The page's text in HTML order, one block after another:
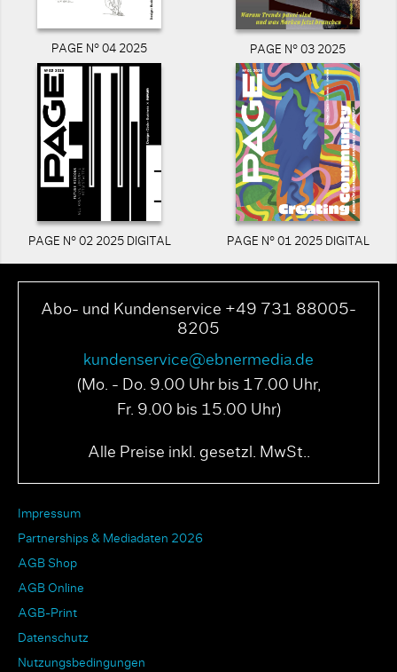
PAGE N° 04 2025 PAGE N° 03 2025
PAGE N° 02 2025 DIGITAL PAGE N° 01 2025 DIGITAL
Abo- und Kundenservice +49 731 88005-
8205
kundenservice@ebnermedia.de
(Mo. - Do. 9.00 Uhr bis 17.00 Uhr,
Fr. 9.00 bis 15.00 Uhr)
Alle Preise inkl. gesetzl. MwSt..
Impressum
Partnerships & Mediadaten 2026
AGB Shop
AGB Online
AGB-Print
Datenschutz
Nutzungsbedingungen